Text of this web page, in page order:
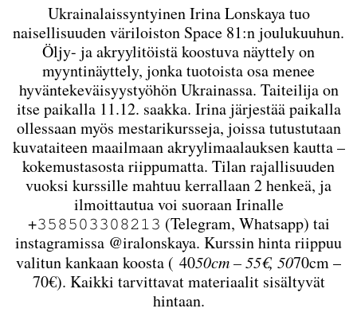
Ukrainalaissyntyinen Irina Lonskaya tuo
naisellisuuden väriloiston Space 81:n joulukuuhun.
Öljy- ja akryylitöistä koostuva näyttely on
myyntinäyttely, jonka tuotoista osa menee
hyväntekeväisyystyöhön Ukrainassa. Taiteilija on
itse paikalla 11.12. saakka. Irina järjestää paikalla
ollessaan myös mestarikursseja, joissa tutustutaan
kuvataiteen maailmaan akryylimaalauksen kautta –
kokemustasosta riippumatta. Tilan rajallisuuden
vuoksi kurssille mahtuu kerrallaan 2 henkeä, ja
ilmoittautua voi suoraan Irinalle
+𝟹𝟻𝟾𝟻𝟶𝟹𝟹𝟶𝟾𝟸𝟷𝟹 (Telegram, Whatsapp) tai
instagramissa @iralonskaya. Kurssin hinta riippuu
valitun kankaan koosta ( 4050cm – 55€, 5070cm –
70€). Kaikki tarvittavat materiaalit sisältyvät
hintaan.